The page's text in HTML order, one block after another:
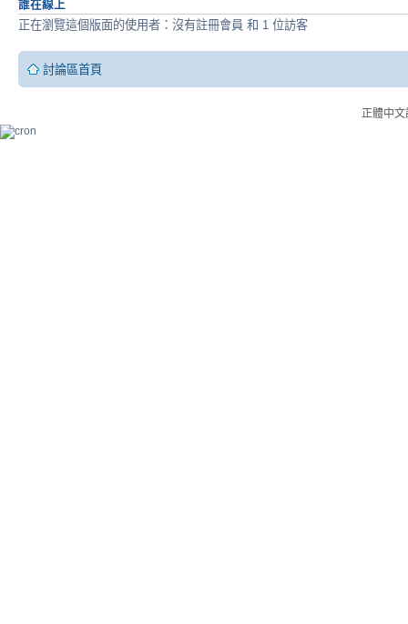
誰在線上
正在瀏覽這個版面的使用者：沒有註冊會員 和 1 位訪客
討論區首頁
正體中